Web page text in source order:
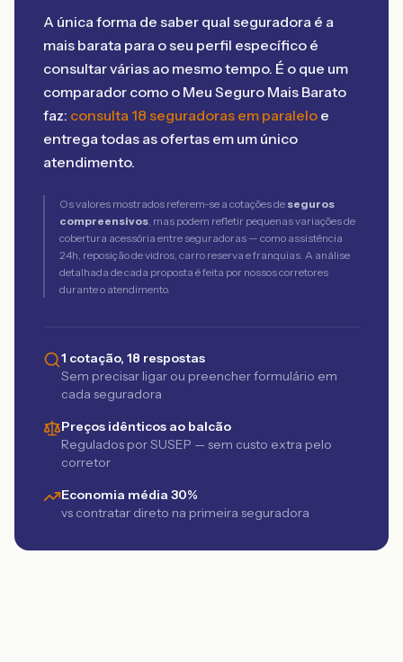
A única forma de saber qual seguradora é a
mais barata para o seu perfil específico é
consultar várias ao mesmo tempo. É o que um
comparador como o Meu Seguro Mais Barato
faz: consulta 18 seguradoras em paralelo e
entrega todas as ofertas em um único
atendimento.
Os valores mostrados referem-se a cotações de seguros
compreensivos, mas podem refletir pequenas variações de
cobertura acessória entre seguradoras — como assistência
24h, reposição de vidros, carro reserva e franquias. A análise
detalhada de cada proposta é feita por nossos corretores
durante o atendimento.
1 cotação, 18 respostas
Sem precisar ligar ou preencher formulário em
cada seguradora
Preços idênticos ao balcão
Regulados por SUSEP — sem custo extra pelo
corretor
Economia média 30%
vs contratar direto na primeira seguradora